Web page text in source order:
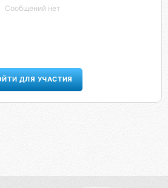
Сообщений нет
ДЛЯ УЧАСТИЯ